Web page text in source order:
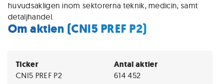
huvudsakligen inom sektorerna teknik, medicin, samt
detaljhandel.
Om aktien (CNI5 PREF P2)
Ticker
CNI5 PREF P2
Antal aktier
614 452